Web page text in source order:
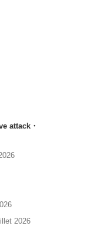
attack・
2026